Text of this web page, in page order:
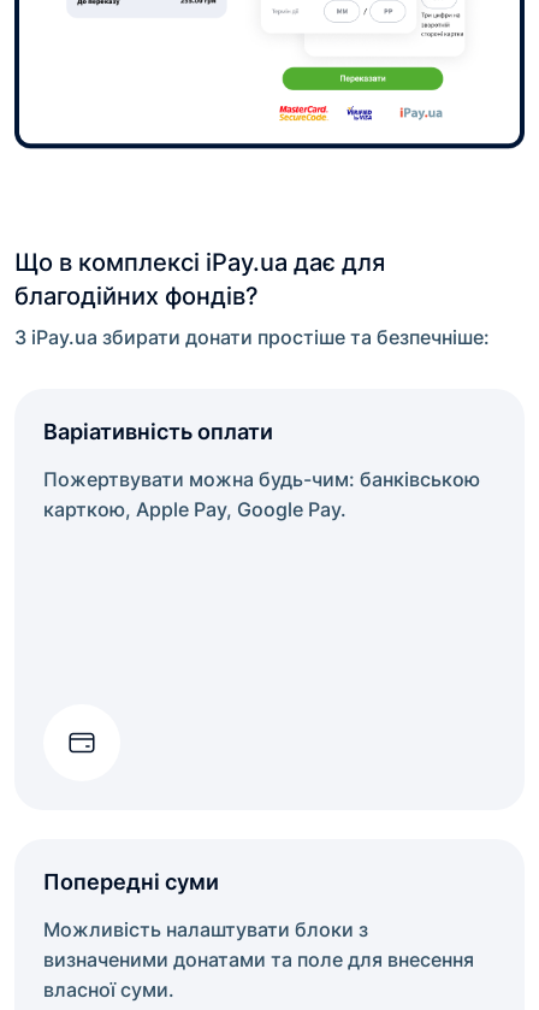
Що в комплексі iPay.ua дає для
благодійних фондів?
З iPay.ua збирати донати простіше та безпечніше:
Варіативність оплати
Пожертвувати можна будь-чим: банківською
карткою, Apple Pay, Google Pay.
Попередні суми
Можливість налаштувати блоки з
визначеними донатами та поле для внесення
власної суми.